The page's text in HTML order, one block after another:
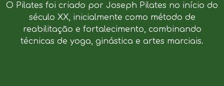
O Pilates foi criado por Joseph Pilates no início do
século XX, inicialmente como método de
reabilitação e fortalecimento, combinando
técnicas de yoga, ginástica e artes marciais.